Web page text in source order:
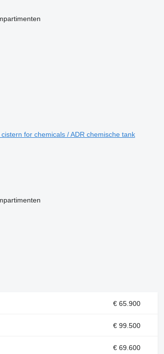
for chemicals / ADR chemische tank
€ 65.900
€ 99.500
€ 69.600